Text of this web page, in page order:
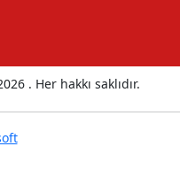
. Her hakkı saklıdır.